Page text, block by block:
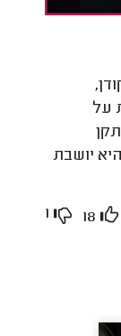
על
יושבת
18
1